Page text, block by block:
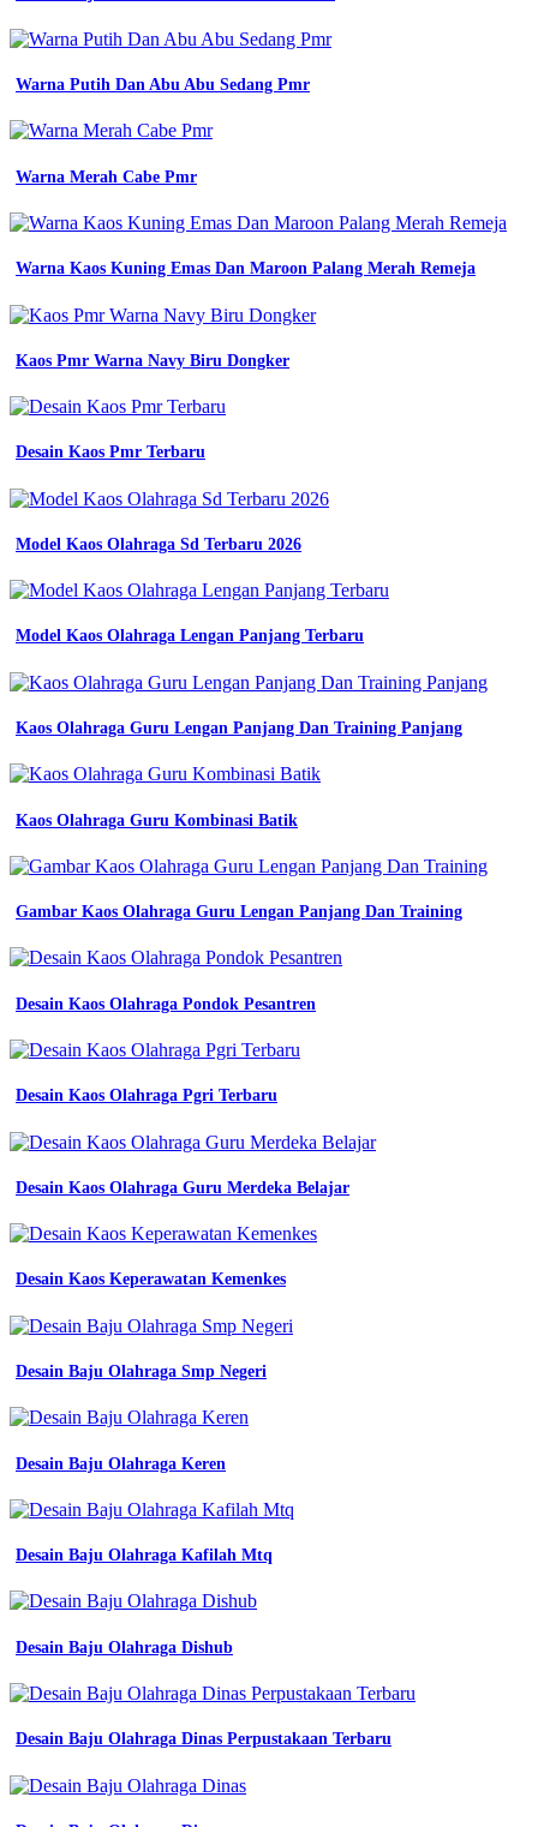
Warna Putih Dan Abu Abu Sedang Pmr
Warna Merah Cabe Pmr
Warna Kaos Kuning Emas Dan Maroon Palang Merah Remeja
Kaos Pmr Warna Navy Biru Dongker
Desain Kaos Pmr Terbaru
Model Kaos Olahraga Sd Terbaru 2026
Model Kaos Olahraga Lengan Panjang Terbaru
Kaos Olahraga Guru Lengan Panjang Dan Training Panjang
Kaos Olahraga Guru Kombinasi Batik
Gambar Kaos Olahraga Guru Lengan Panjang Dan Training
Desain Kaos Olahraga Pondok Pesantren
Desain Kaos Olahraga Pgri Terbaru
Desain Kaos Olahraga Guru Merdeka Belajar
Desain Kaos Keperawatan Kemenkes
Desain Baju Olahraga Smp Negeri
Desain Baju Olahraga Keren
Desain Baju Olahraga Kafilah Mtq
Desain Baju Olahraga Dishub
Desain Baju Olahraga Dinas Perpustakaan Terbaru